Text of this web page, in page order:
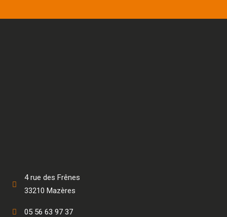
4 rue des Frênes
33210 Mazères
05 56 63 97 37